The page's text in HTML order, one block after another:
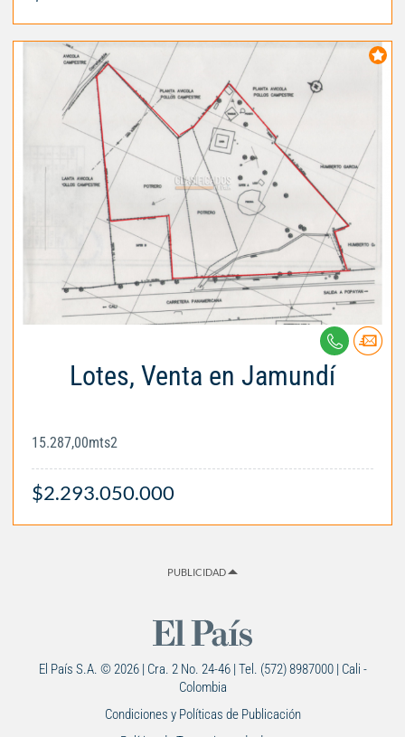
Lotes, Venta en Jamundí
15.287,00mts2
$2.293.050.000
PUBLICIDAD
El País S.A. © 2026 | Cra. 2 No. 24-46 | Tel. (572) 8987000 | Cali -
Colombia
Condiciones y Políticas de Publicación